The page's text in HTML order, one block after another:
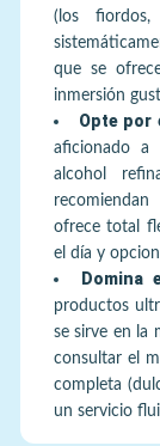
(los
que se
inmersión
Opte por
aficionado a
alcohol
ofrece total
el día y
Domina
productos
se sirve en la
consultar el
completa
un servicio